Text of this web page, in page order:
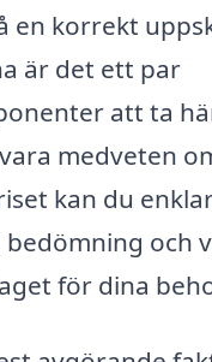
en korrekt
är det ett par
att ta
medveten
kan du
och
för dina